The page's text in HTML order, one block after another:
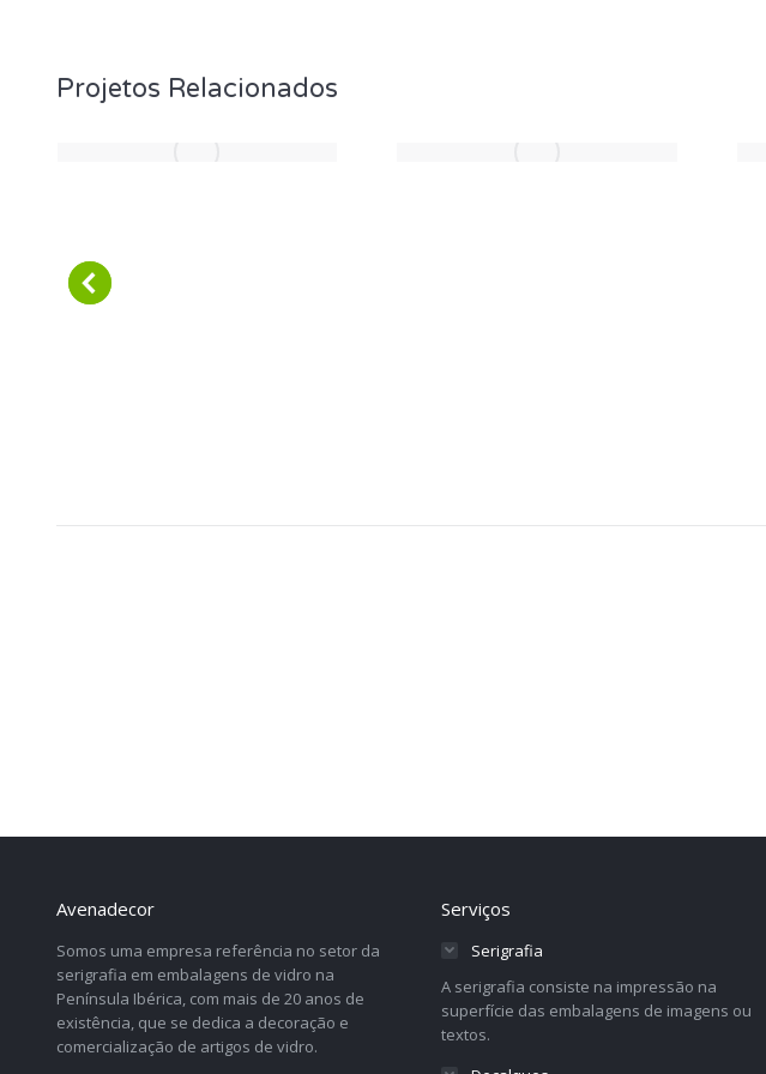
Projetos Relacionados
Avenadecor
Somos uma empresa referência no setor da
serigrafia em embalagens de vidro na
Península Ibérica, com mais de 20 anos de
existência, que se dedica a decoração e
comercialização de artigos de vidro.
Serviços
Serigrafia
A serigrafia consiste na impressão na
superfície das embalagens de imagens ou
textos.